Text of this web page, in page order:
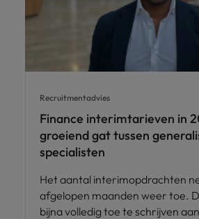
Recruitmentadvies
Finance interimtarieven in
groeiend gat tussen
specialisten
Het aantal interimopdrachten
afgelopen maanden weer toe.
bijna volledig toe te schrijven